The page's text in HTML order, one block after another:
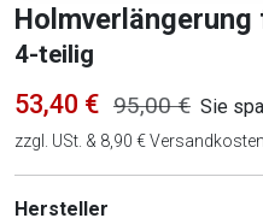
4-teilig
53,40 € 95,00 € Sie
zzgl. USt. & 8,90 € Versandkosten
Hersteller